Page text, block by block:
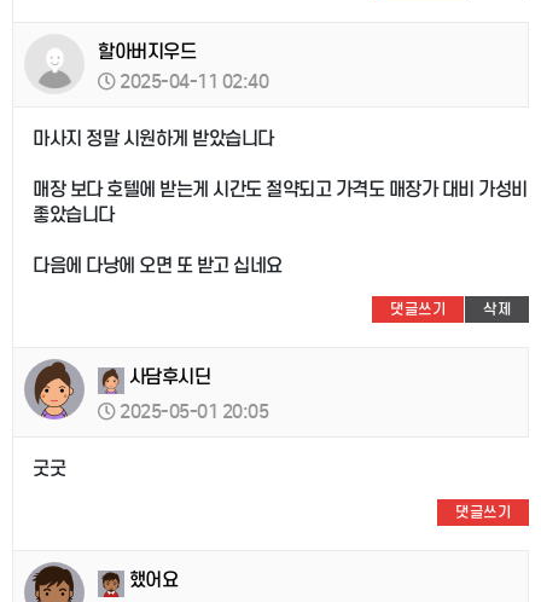
할아버지우드
2025-04-11 02:40
마사지 정말 시원하게 받았습니다
매장 보다 호텔에 받는게 시간도 절약되고 가격도 매장가 대비 가성비
좋았습니다
다음에 다낭에 오면 또 받고 십네요
댓글쓰기 삭제
사담후시딘
2025-05-01 20:05
굿굿
댓글쓰기
했어요